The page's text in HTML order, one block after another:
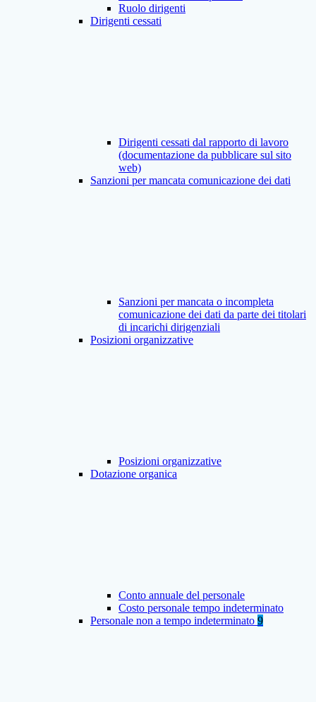
Ruolo dirigenti
Dirigenti cessati
Dirigenti cessati dal rapporto di lavoro
(documentazione da pubblicare sul sito
web)
Sanzioni per mancata comunicazione dei dati
Sanzioni per mancata o incompleta
comunicazione dei dati da parte dei titolari
di incarichi dirigenziali
Posizioni organizzative
Posizioni organizzative
Dotazione organica
Conto annuale del personale
Costo personale tempo indeterminato
Personale non a tempo indeterminato 9